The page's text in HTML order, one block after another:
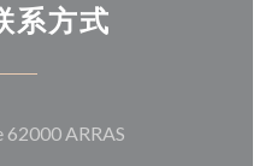
系方式
62000 ARRAS